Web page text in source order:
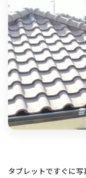
タブレットですぐに